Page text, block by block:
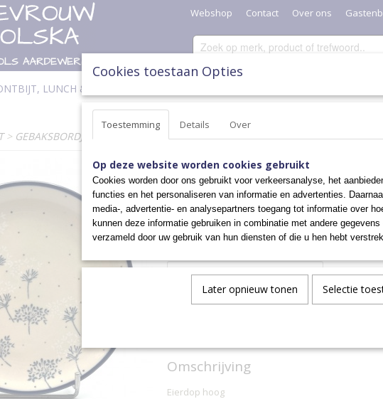
Webshop Contact Over ons
LUNCH & DINER
> GEBAKSBORDJES GEBAKSBORDJE
GEBAKSBORDJE
€ 13,50
✓Op voorraad
Omschrijving
Eierdop hoog
Cookies toestaan Opties
Toestemming Details Over
Op deze website worden cookies gebruikt
Cookies worden door ons gebruikt voor verkeersanalyse, het
functies en het personaliseren van informatie en advertenties.
media-, advertentie- en analysepartners toegang tot informatie over
kunnen deze informatie gebruiken in combinatie met andere
verzameld door uw gebruik van hun diensten of die u hen hebt
Later opnieuw tonen Selectie